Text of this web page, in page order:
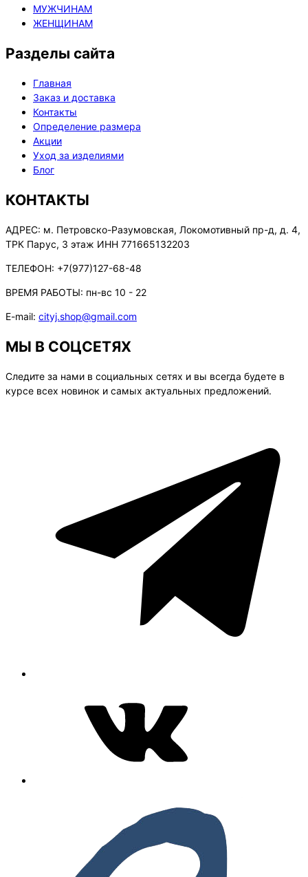
МУЖЧИНАМ
ЖЕНЩИНАМ
Разделы сайта
Главная
Заказ и доставка
Контакты
Определение размера
Акции
Уход за изделиями
Блог
КОНТАКТЫ
АДРЕС: м. Петровско-Разумовская, Локомотивный пр-д, д. 4,
ТРК Парус, 3 этаж ИНН 771665132203
ТЕЛЕФОН: +7(977)127-68-48
ВРЕМЯ РАБОТЫ: пн-вс 10 - 22
E-mail: cityj.shop@gmail.com
МЫ В СОЦСЕТЯХ
Следите за нами в социальных сетях и вы всегда будете в
курсе всех новинок и самых актуальных предложений.